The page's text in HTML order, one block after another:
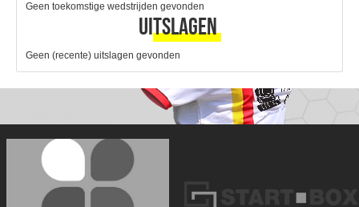
Geen toekomstige wedstrijden gevonden
Uitslagen
Geen (recente) uitslagen gevonden